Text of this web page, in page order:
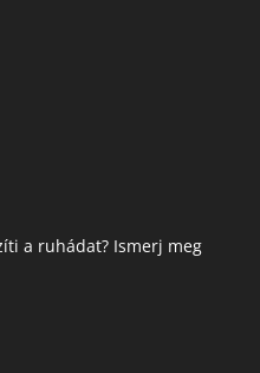
a ruhádat? Ismerj meg